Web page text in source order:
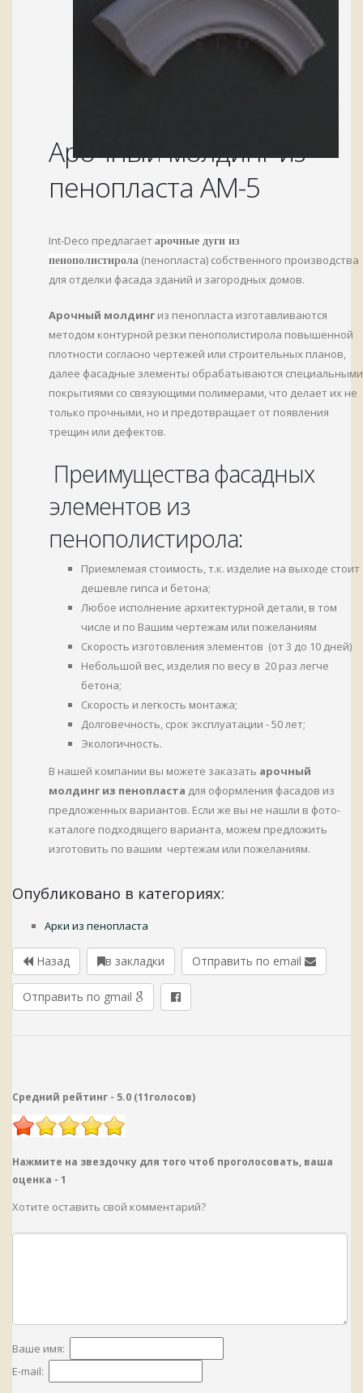
Арочный молдинг из
пенопласта АМ-5
Int-Deco предлагаетарочные дуги из
пенополистирола (пенопласта) собственного производства
для отделки фасада зданий и загородных домов.
Арочный молдинг из пенопласта изготавливаются
методом контурной резки пенополистирола повышенной
плотности согласно чертежей или строительных планов,
далее фасадные элементы обрабатываются специальными
покрытиями со связующими полимерами, что делает их не
только прочными, но и предотвращает от появления
трещин или дефектов.
Преимущества фасадных
элементов из
пенополистирола:
Приемлемая стоимость, т.к. изделие на выходе стоит
дешевле гипса и бетона;
Любое исполнение архитектурной детали, в том
числе и по Вашим чертежам или пожеланиям
Скорость изготовления элементов (от 3 до 10 дней)
Небольшой вес, изделия по весу в 20 раз легче
бетона;
Скорость и легкость монтажа;
Долговечность, срок эксплуатации - 50 лет;
Экологичность.
В нашей компании вы можете заказать арочный
молдинг из пенопласта для оформления фасадов из
предложенных вариантов. Если же вы не нашли в фото-
каталоге подходящего варианта, можем предложить
изготовить по вашим чертежам или пожеланиям.
Опубликовано в категориях:
Арки из пенопласта
Назад в закладки Отправить по email
Отправить по gmail
Средний рейтинг - 5.0 (11голосов)
Нажмите на звездочку для того чтоб проголосовать, ваша
оценка - 1
Хотите оставить свой комментарий?
Ваше имя:
E-mail: